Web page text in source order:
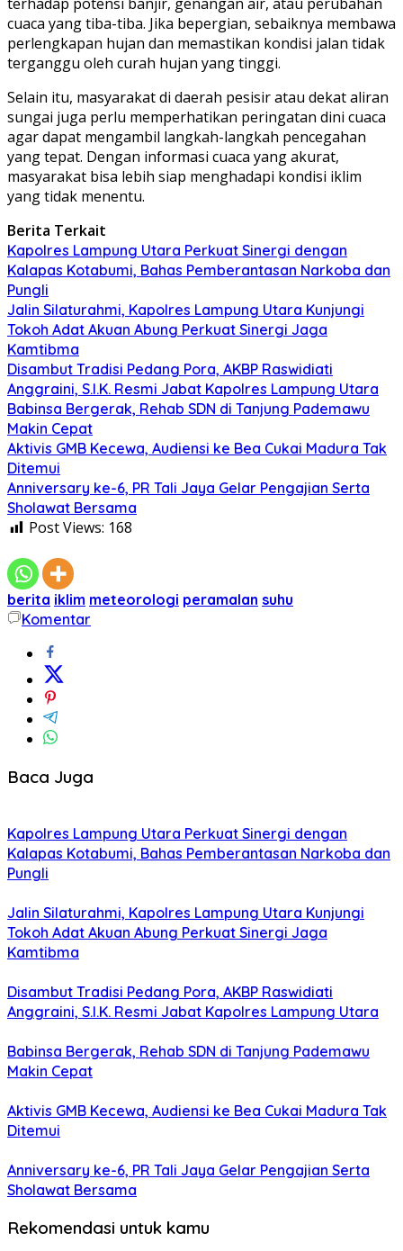
cuaca yang tiba-tiba. Jika bepergian, sebaiknya membawa
perlengkapan hujan dan memastikan kondisi jalan tidak
terganggu oleh curah hujan yang tinggi.
Selain itu, masyarakat di daerah pesisir atau dekat aliran
sungai juga perlu memperhatikan peringatan dini cuaca
agar dapat mengambil langkah-langkah pencegahan
yang tepat. Dengan informasi cuaca yang akurat,
masyarakat bisa lebih siap menghadapi kondisi iklim
yang tidak menentu.
Berita Terkait
Kapolres Lampung Utara Perkuat Sinergi dengan
Kalapas Kotabumi, Bahas Pemberantasan Narkoba dan
Pungli
Jalin Silaturahmi, Kapolres Lampung Utara Kunjungi
Tokoh Adat Akuan Abung Perkuat Sinergi Jaga
Kamtibma
Disambut Tradisi Pedang Pora, AKBP Raswidiati
Anggraini, S.I.K. Resmi Jabat Kapolres Lampung Utara
Babinsa Bergerak, Rehab SDN di Tanjung Pademawu
Makin Cepat
Aktivis GMB Kecewa, Audiensi ke Bea Cukai Madura Tak
Ditemui
Anniversary ke-6, PR Tali Jaya Gelar Pengajian Serta
Sholawat Bersama
Post Views: 168
berita iklim meteorologi peramalan suhu
Komentar
Baca Juga
Kapolres Lampung Utara Perkuat Sinergi dengan
Kalapas Kotabumi, Bahas Pemberantasan Narkoba dan
Pungli
Jalin Silaturahmi, Kapolres Lampung Utara Kunjungi
Tokoh Adat Akuan Abung Perkuat Sinergi Jaga
Kamtibma
Disambut Tradisi Pedang Pora, AKBP Raswidiati
Anggraini, S.I.K. Resmi Jabat Kapolres Lampung Utara
Babinsa Bergerak, Rehab SDN di Tanjung Pademawu
Makin Cepat
Aktivis GMB Kecewa, Audiensi ke Bea Cukai Madura Tak
Ditemui
Anniversary ke-6, PR Tali Jaya Gelar Pengajian Serta
Sholawat Bersama
Rekomendasi untuk kamu